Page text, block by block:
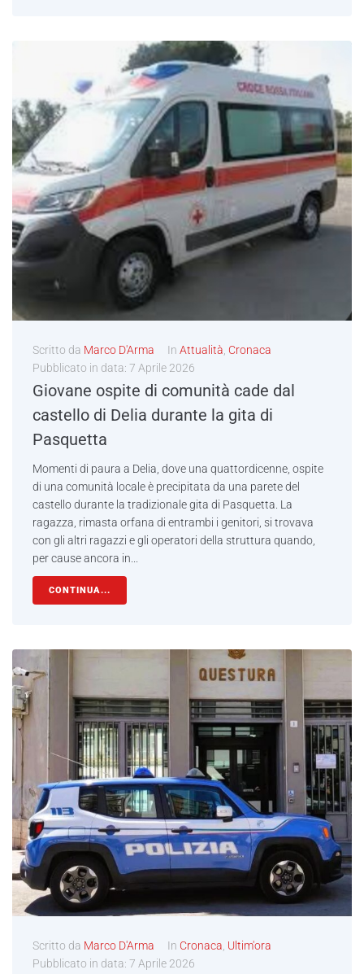
Scritto da Marco D'Arma In Attualità, Cronaca
Pubblicato in data: 7 Aprile 2026
Giovane ospite di comunità cade dal
castello di Delia durante la gita di
Pasquetta
Momenti di paura a Delia, dove una quattordicenne, ospite
di una comunità locale è precipitata da una parete del
castello durante la tradizionale gita di Pasquetta. La
ragazza, rimasta orfana di entrambi i genitori, si trovava
con gli altri ragazzi e gli operatori della struttura quando,
per cause ancora in...
CONTINUA...
Scritto da Marco D'Arma In Cronaca, Ultim'ora
Pubblicato in data: 7 Aprile 2026